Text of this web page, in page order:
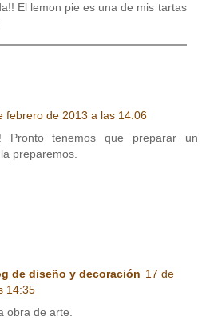
El lemon pie es una de mis tartas
febrero de 2013 a las 14:06
Pronto tenemos que preparar un
preparemos.
de diseño y decoración 17 de
14:35
obra de arte.